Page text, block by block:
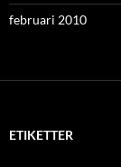
februari 2010
ETIKETTER